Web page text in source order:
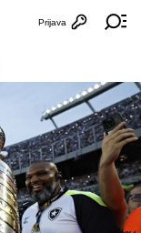
Otvori
Prijava